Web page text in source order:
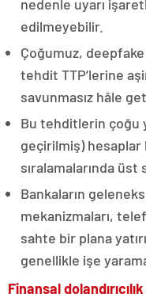
nedenle uyarı
edilmeyebilir.
Çoğumuz, deepfake
tehdit TTP’lerine
savunmasız hâle
Bu tehditlerin çoğu
geçirilmiş) hesaplar
sıralamalarında
Bankaların
mekanizmaları,
sahte bir plana
genellikle işe
Finansal